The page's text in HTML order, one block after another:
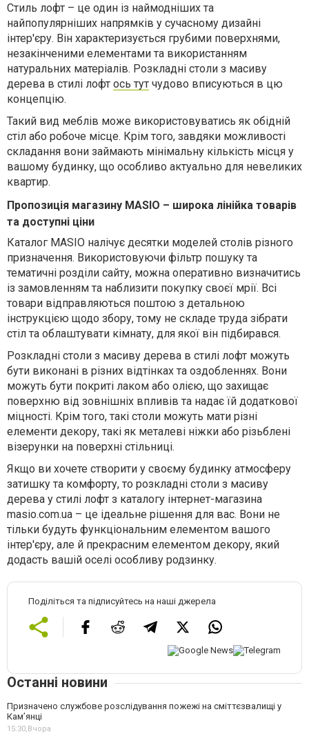
Стиль лофт – це один із наймодніших та
найпопулярніших напрямків у сучасному дизайні
інтер'єру. Він характеризується грубими поверхнями,
незакінченими елементами та використанням
натуральних матеріалів. Розкладні столи з масиву
дерева в стилі лофт ось тут чудово вписуються в цю
концепцію.
Такий вид меблів може використовуватись як обідній
стіл або робоче місце. Крім того, завдяки можливості
складання вони займають мінімальну кількість місця у
вашому будинку, що особливо актуально для невеликих
квартир.
Пропозиція магазину MASIO – широка лінійка товарів
та доступні ціни
Каталог MASIO налічує десятки моделей столів різного
призначення. Використовуючи фільтр пошуку та
тематичні розділи сайту, можна оперативно визначитись
із замовленням та наблизити покупку своєї мрії. Всі
товари відправляються поштою з детальною
інструкцією щодо збору, тому не складе труда зібрати
стіл та облаштувати кімнату, для якої він підбирався.
Розкладні столи з масиву дерева в стилі лофт можуть
бути виконані в різних відтінках та оздобленнях. Вони
можуть бути покриті лаком або олією, що захищає
поверхню від зовнішніх впливів та надає їй додаткової
міцності. Крім того, такі столи можуть мати різні
елементи декору, такі як металеві ніжки або різьблені
візерунки на поверхні стільниці.
Якщо ви хочете створити у своєму будинку атмосферу
затишку та комфорту, то розкладні столи з масиву
дерева у стилі лофт з каталогу інтернет-магазина
masio.com.ua – це ідеальне рішення для вас. Вони не
тільки будуть функціональним елементом вашого
інтер'єру, але й прекрасним елементом декору, який
додасть вашій оселі особливу родзинку.
Поділіться та підписуйтесь на наші джерела
Останні новини
Призначено службове розслідування пожежі на сміттєзвалищі у
Кам’янці
15:30,Вчора